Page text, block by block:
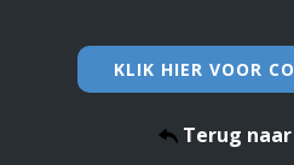
KLIK HIER VOOR
Terug